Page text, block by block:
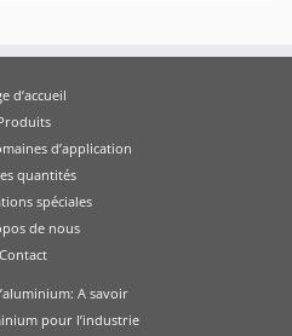
d’accueil
d’application
quantités
spéciales
de nous
Contact
A savoir
pour l’industrie